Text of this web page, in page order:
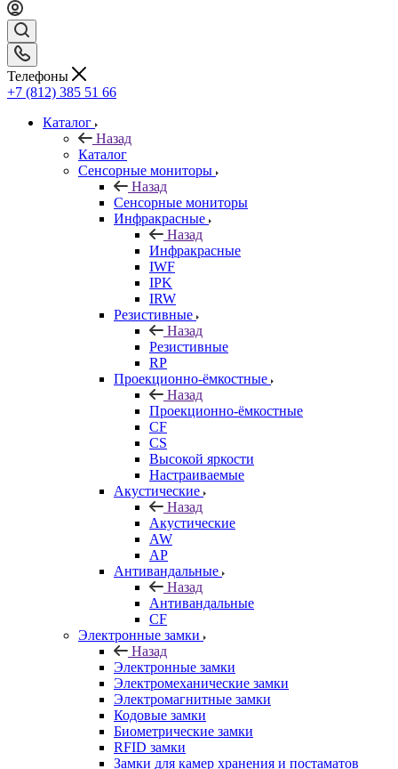
Телефоны
+7 (812) 385 51 66
Каталог
Назад
Каталог
Сенсорные мониторы
Назад
Сенсорные мониторы
Инфракрасные
Назад
Инфракрасные
IWF
IPK
IRW
Резистивные
Назад
Резистивные
RP
Проекционно-ёмкостные
Назад
Проекционно-ёмкостные
CF
CS
Высокой яркости
Настраиваемые
Акустические
Назад
Акустические
AW
AP
Антивандальные
Назад
Антивандальные
CF
Электронные замки
Назад
Электронные замки
Электромеханические замки
Электромагнитные замки
Кодовые замки
Биометрические замки
RFID замки
Замки для камер хранения и постаматов